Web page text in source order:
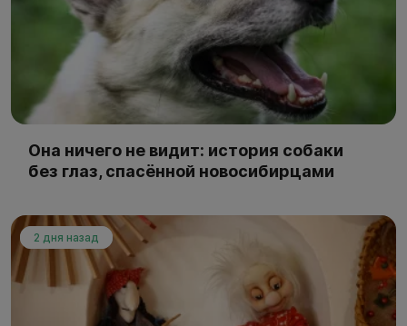
Она ничего не видит: история собаки
без глаз, спасённой новосибирцами
2 дня назад